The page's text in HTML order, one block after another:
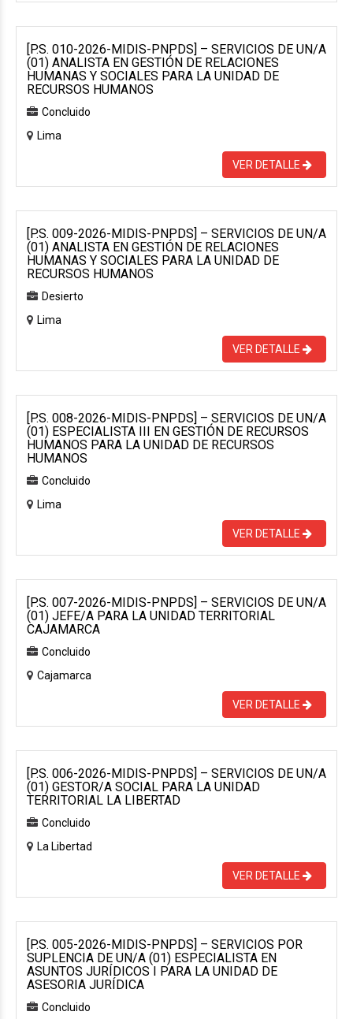
[P.S. 010-2026-MIDIS-PNPDS] – SERVICIOS DE UN/A
(01) ANALISTA EN GESTIÓN DE RELACIONES
HUMANAS Y SOCIALES PARA LA UNIDAD DE
RECURSOS HUMANOS
Concluido
Lima
VER DETALLE
[P.S. 009-2026-MIDIS-PNPDS] – SERVICIOS DE UN/A
(01) ANALISTA EN GESTIÓN DE RELACIONES
HUMANAS Y SOCIALES PARA LA UNIDAD DE
RECURSOS HUMANOS
Desierto
Lima
VER DETALLE
[P.S. 008-2026-MIDIS-PNPDS] – SERVICIOS DE UN/A
(01) ESPECIALISTA III EN GESTIÓN DE RECURSOS
HUMANOS PARA LA UNIDAD DE RECURSOS
HUMANOS
Concluido
Lima
VER DETALLE
[P.S. 007-2026-MIDIS-PNPDS] – SERVICIOS DE UN/A
(01) JEFE/A PARA LA UNIDAD TERRITORIAL
CAJAMARCA
Concluido
Cajamarca
VER DETALLE
[P.S. 006-2026-MIDIS-PNPDS] – SERVICIOS DE UN/A
(01) GESTOR/A SOCIAL PARA LA UNIDAD
TERRITORIAL LA LIBERTAD
Concluido
La Libertad
VER DETALLE
[P.S. 005-2026-MIDIS-PNPDS] – SERVICIOS POR
SUPLENCIA DE UN/A (01) ESPECIALISTA EN
ASUNTOS JURÍDICOS I PARA LA UNIDAD DE
ASESORIA JURÍDICA
Concluido